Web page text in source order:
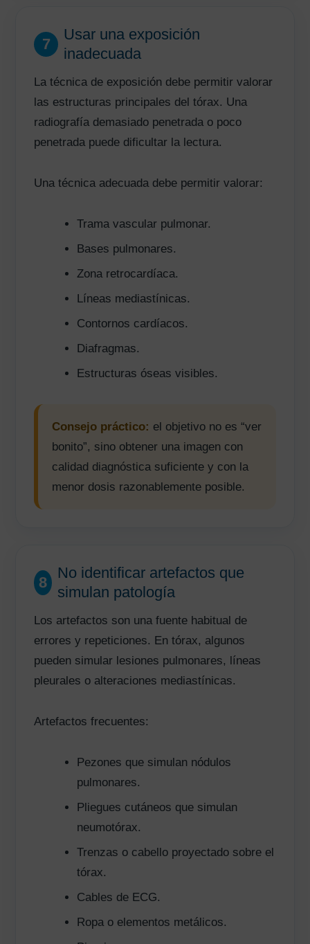
7
Usar una exposición
inadecuada
La técnica de exposición debe permitir valorar
las estructuras principales del tórax. Una
radiografía demasiado penetrada o poco
penetrada puede dificultar la lectura.
Una técnica adecuada debe permitir valorar:
Trama vascular pulmonar.
Bases pulmonares.
Zona retrocardíaca.
Líneas mediastínicas.
Contornos cardíacos.
Diafragmas.
Estructuras óseas visibles.
Consejo práctico: el objetivo no es “ver
bonito”, sino obtener una imagen con
calidad diagnóstica suficiente y con la
menor dosis razonablemente posible.
8
No identificar artefactos que
simulan patología
Los artefactos son una fuente habitual de
errores y repeticiones. En tórax, algunos
pueden simular lesiones pulmonares, líneas
pleurales o alteraciones mediastínicas.
Artefactos frecuentes:
Pezones que simulan nódulos
pulmonares.
Pliegues cutáneos que simulan
neumotórax.
Trenzas o cabello proyectado sobre el
tórax.
Cables de ECG.
Ropa o elementos metálicos.